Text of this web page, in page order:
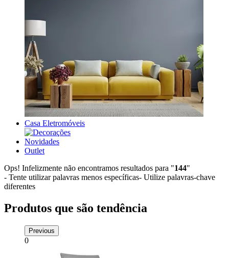
Casa Eletromóveis
Novidades
Outlet
Ops! Infelizmente não encontramos resultados para "144"
- Tente utilizar palavras menos específicas- Utilize palavras-chave
diferentes
Produtos que são tendência
Previous
0